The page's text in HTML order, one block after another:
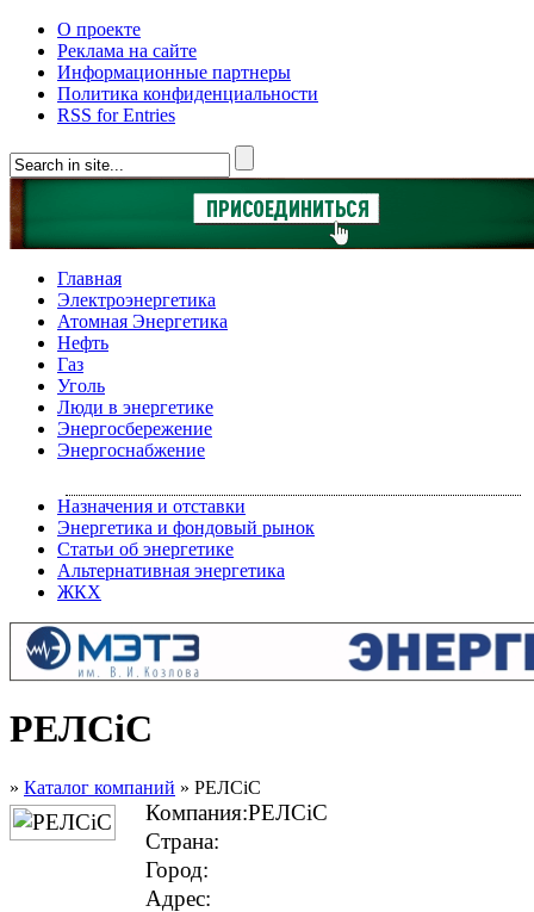
О проекте
Реклама на сайте
Информационные партнеры
Политика конфиденциальности
RSS for Entries
Главная
Электроэнергетика
Атомная Энергетика
Нефть
Газ
Уголь
Люди в энергетике
Энергосбережение
Энергоснабжение
Назначения и отставки
Энергетика и фондовый рынок
Статьи об энергетике
Альтернативная энергетика
ЖКХ
РЕЛСiС
» Каталог компаний » РЕЛСiС
Компания:РЕЛСiС
Страна:
Город:
Адрес: